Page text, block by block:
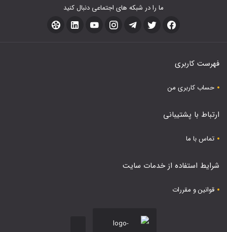
ما را در شبکه های اجتماعی دنبال کنید
فهرست کاربری
حساب کاربری من
ارتباط با پشتیبانی
تماس با ما
شرایط استفاده از خدمات سایت
قوانین و مقررات